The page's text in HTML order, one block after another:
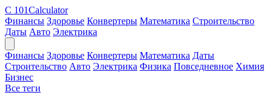
C 101Calculator
Финансы Здоровье Конвертеры Математика Строительство
Даты Авто Электрика
Финансы Здоровье Конвертеры Математика Даты
Строительство Авто Электрика Физика Повседневное Химия
Бизнес
Все теги